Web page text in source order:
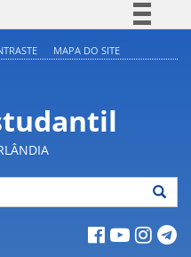
Acesso à informação
Legislação
Canais
MAPA DO SITE